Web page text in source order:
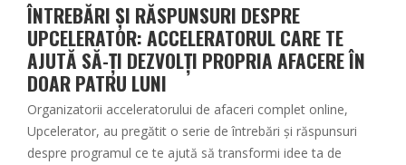
ÎNTREBĂRI ȘI RĂSPUNSURI DESPRE
UPCELERATOR: ACCELERATORUL CARE TE
AJUTĂ SĂ-ȚI DEZVOLȚI PROPRIA AFACERE ÎN
DOAR PATRU LUNI
Organizatorii acceleratorului de afaceri complet online,
Upcelerator, au pregătit o serie de întrebări și răspunsuri
despre programul ce te ajută să transformi idee ta de